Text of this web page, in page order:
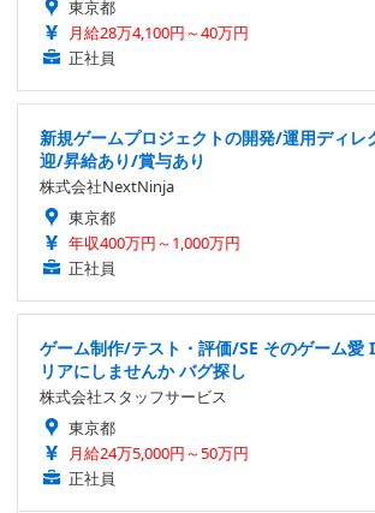
東京都
月給28万4,100円～40万円
正社員
新規ゲームプロジェクトの開発/運用ディレ
迎/昇給あり/賞与あり
株式会社NextNinja
東京都
年収400万円～1,000万円
正社員
ゲーム制作/テスト・評価/SE そのゲーム愛
リアにしませんか バグ探し
株式会社スタッフサービス
東京都
月給24万5,000円～50万円
正社員